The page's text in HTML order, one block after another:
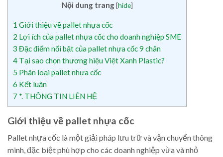
Nội dung trang [hide]
1 Giới thiệu về pallet nhựa cốc
2 Lợi ích của pallet nhựa cốc cho doanh nghiệp SME
3 Đặc điểm nổi bật của pallet nhựa cốc 9 chân
4 Tại sao chọn thương hiệu Việt Xanh Plastic?
5 Phân loại pallet nhựa cốc
6 Kết luận
7 *. THÔNG TIN LIÊN HỆ
Giới thiệu về pallet nhựa cốc
Pallet nhựa cốc là một giải pháp lưu trữ và vận chuyển thông
minh, đặc biệt phù hợp cho các doanh nghiệp vừa và nhỏ